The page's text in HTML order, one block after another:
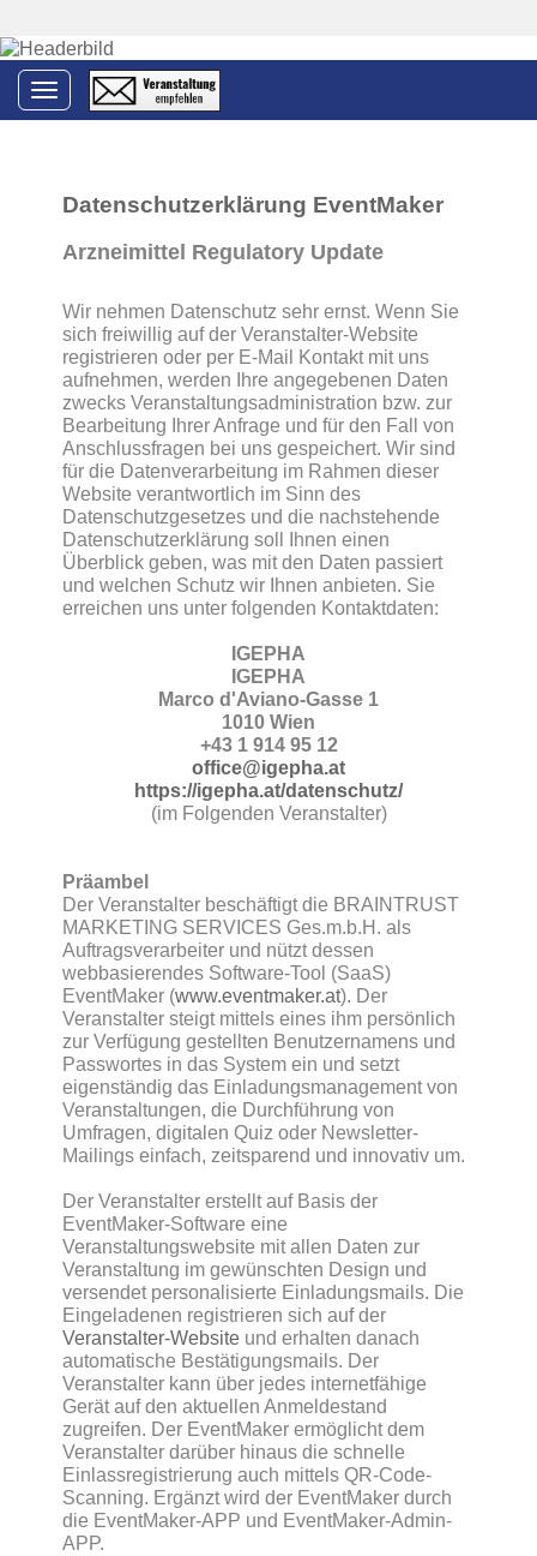
Toggle navigation
Datenschutzerklärung EventMaker
Arzneimittel Regulatory Update
Wir nehmen Datenschutz sehr ernst. Wenn Sie
sich freiwillig auf der Veranstalter-Website
registrieren oder per E-Mail Kontakt mit uns
aufnehmen, werden Ihre angegebenen Daten
zwecks Veranstaltungsadministration bzw. zur
Bearbeitung Ihrer Anfrage und für den Fall von
Anschlussfragen bei uns gespeichert. Wir sind
für die Datenverarbeitung im Rahmen dieser
Website verantwortlich im Sinn des
Datenschutzgesetzes und die nachstehende
Datenschutzerklärung soll Ihnen einen
Überblick geben, was mit den Daten passiert
und welchen Schutz wir Ihnen anbieten. Sie
erreichen uns unter folgenden Kontaktdaten:
IGEPHA
IGEPHA
Marco d'Aviano-Gasse 1
1010 Wien
+43 1 914 95 12
office@igepha.at
https://igepha.at/datenschutz/
(im Folgenden Veranstalter)
Präambel
Der Veranstalter beschäftigt die BRAINTRUST
MARKETING SERVICES Ges.m.b.H. als
Auftragsverarbeiter und nützt dessen
webbasierendes Software-Tool (SaaS)
EventMaker (www.eventmaker.at). Der
Veranstalter steigt mittels eines ihm persönlich
zur Verfügung gestellten Benutzernamens und
Passwortes in das System ein und setzt
eigenständig das Einladungsmanagement von
Veranstaltungen, die Durchführung von
Umfragen, digitalen Quiz oder Newsletter-
Mailings einfach, zeitsparend und innovativ um.
Der Veranstalter erstellt auf Basis der
EventMaker-Software eine
Veranstaltungswebsite mit allen Daten zur
Veranstaltung im gewünschten Design und
versendet personalisierte Einladungsmails. Die
Eingeladenen registrieren sich auf der
Veranstalter-Website und erhalten danach
automatische Bestätigungsmails. Der
Veranstalter kann über jedes internetfähige
Gerät auf den aktuellen Anmeldestand
zugreifen. Der EventMaker ermöglicht dem
Veranstalter darüber hinaus die schnelle
Einlassregistrierung auch mittels QR-Code-
Scanning. Ergänzt wird der EventMaker durch
die EventMaker-APP und EventMaker-Admin-
APP.